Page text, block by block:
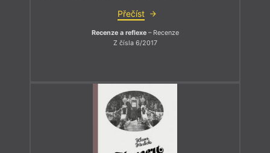
Přečíst
Recenze a reflexe– Recenze
Z čísla 6/2017